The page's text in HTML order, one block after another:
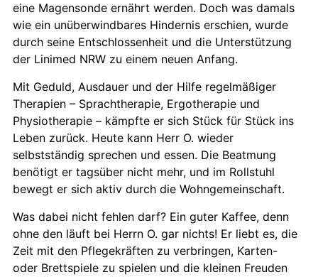
eine Magensonde ernährt werden. Doch was damals
wie ein unüberwindbares Hindernis erschien, wurde
durch seine Entschlossenheit und die Unterstützung
der Linimed NRW zu einem neuen Anfang.
Mit Geduld, Ausdauer und der Hilfe regelmäßiger
Therapien – Sprachtherapie, Ergotherapie und
Physiotherapie – kämpfte er sich Stück für Stück ins
Leben zurück. Heute kann Herr O. wieder
selbstständig sprechen und essen. Die Beatmung
benötigt er tagsüber nicht mehr, und im Rollstuhl
bewegt er sich aktiv durch die Wohngemeinschaft.
Was dabei nicht fehlen darf? Ein guter Kaffee, denn
ohne den läuft bei Herrn O. gar nichts! Er liebt es, die
Zeit mit den Pflegekräften zu verbringen, Karten-
oder Brettspiele zu spielen und die kleinen Freuden